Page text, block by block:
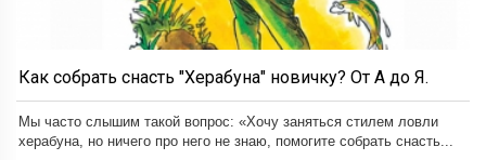
Как собрать снасть "Херабуна" новичку? От А до Я.
Мы часто слышим такой вопрос: «Хочу заняться стилем ловли
херабуна, но ничего про него не знаю, помогите собрать снасть...